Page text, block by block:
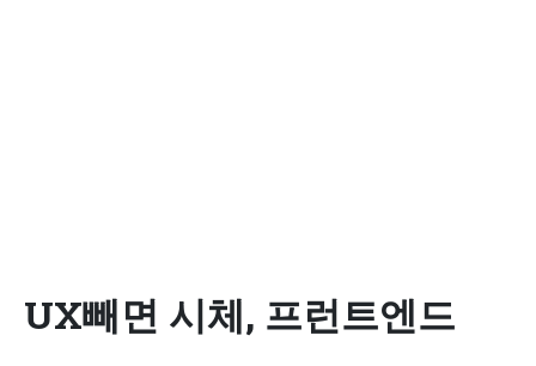
UX빼면 시체, 프런트엔드